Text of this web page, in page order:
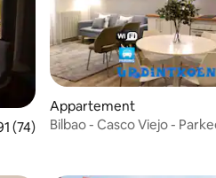
beoordeling van 4,91 uit 5,
(74)
Appartement
Bilbao - Casco Viejo -